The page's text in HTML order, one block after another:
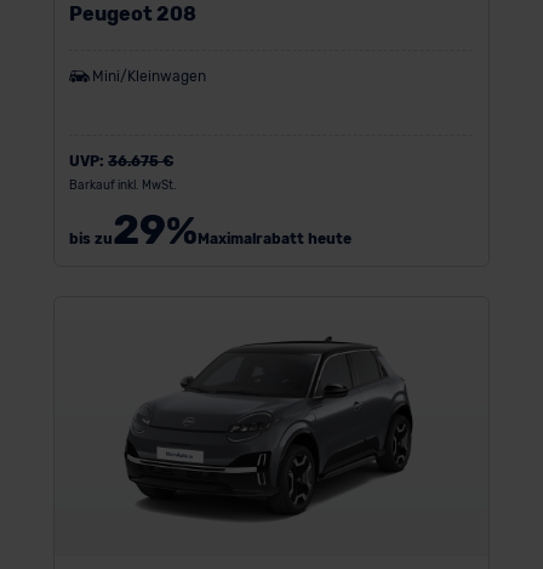
Peugeot 208
Mini/Kleinwagen
UVP: 36.675 €
Barkauf inkl. MwSt.
bis zu29%Maximalrabatt heute